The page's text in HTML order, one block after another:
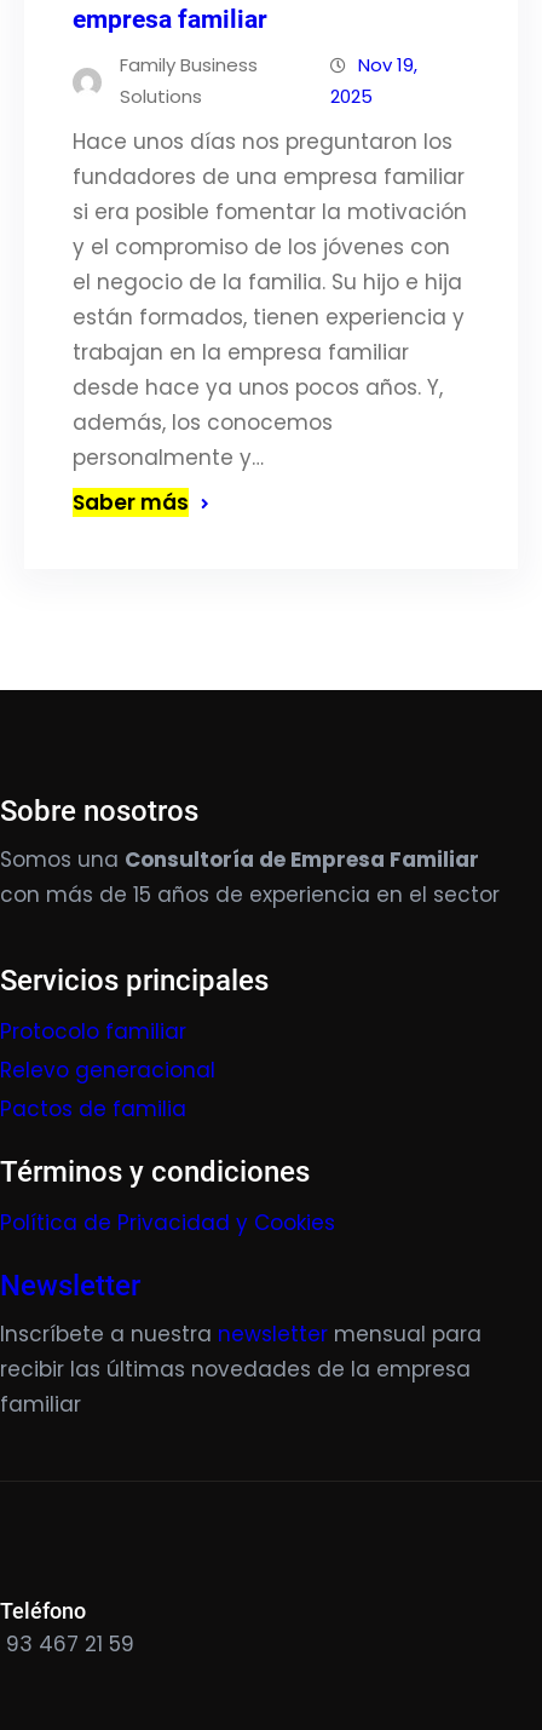
empresa familiar
Family Business
Solutions
Nov 19,
2025
Hace unos días nos preguntaron los
fundadores de una empresa familiar
si era posible fomentar la motivación
y el compromiso de los jóvenes con
el negocio de la familia. Su hijo e hija
están formados, tienen experiencia y
trabajan en la empresa familiar
desde hace ya unos pocos años. Y,
además, los conocemos
personalmente y…
Saber más
Sobre nosotros
Somos una Consultoría de Empresa Familiar
con más de 15 años de experiencia en el sector
Servicios principales
Protocolo familiar
Relevo generacional
Pactos de familia
Términos y condiciones
Política de Privacidad y Cookies
Newsletter
Inscríbete a nuestra newsletter mensual para
recibir las últimas novedades de la empresa
familiar
Teléfono
93 467 21 59